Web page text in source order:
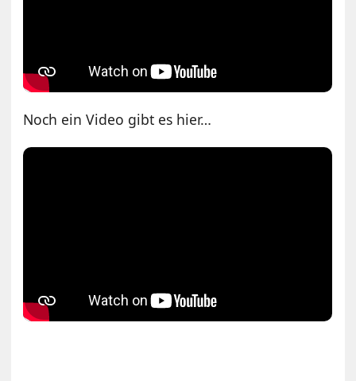
Noch ein Video gibt es hier…